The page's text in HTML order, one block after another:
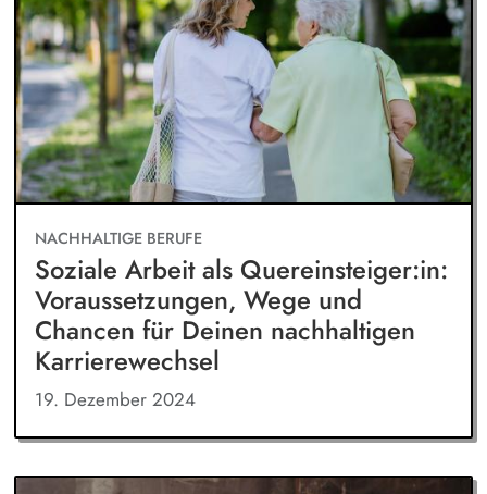
NACHHALTIGE BERUFE
Soziale Arbeit als Quereinsteiger:in:
Voraussetzungen, Wege und
Chancen für Deinen nachhaltigen
Karrierewechsel
19. Dezember 2024